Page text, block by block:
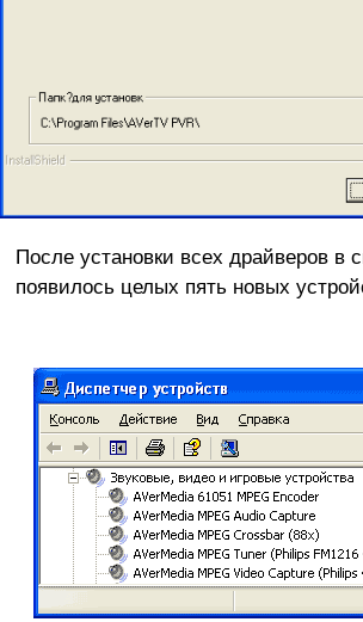
После установки всех драйверов в
появилось целых пять новых